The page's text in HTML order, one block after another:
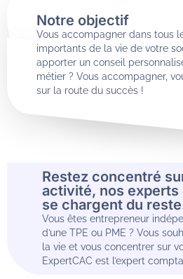
Notre objectif
Vous accompagner dans tous
importants de la vie de votre
apporter un conseil
métier ? Vous accompagner,
sur la route du succès !
Restez concentré
activité, nos experts
se chargent du
Vous êtes entrepreneur
d’une TPE ou PME ? Vous
la vie et vous concentrer sur
ExpertCAC est l’expert